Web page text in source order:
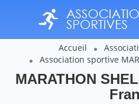
Accueil
Association sportive
MARATHON